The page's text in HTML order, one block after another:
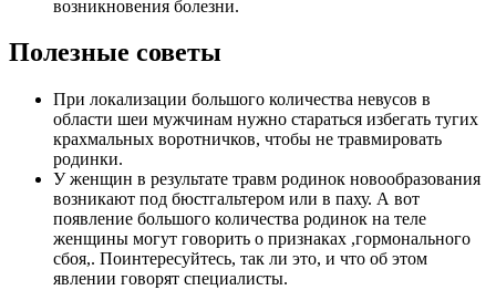
возникновения болезни.
Полезные советы
При локализации большого количества невусов в
области шеи мужчинам нужно стараться избегать тугих
крахмальных воротничков, чтобы не травмировать
родинки.
У женщин в результате травм родинок новообразования
возникают под бюстгальтером или в паху. А вот
появление большого количества родинок на теле
женщины могут говорить о признаках ,гормонального
сбоя,. Поинтересуйтесь, так ли это, и что об этом
явлении говорят специалисты.